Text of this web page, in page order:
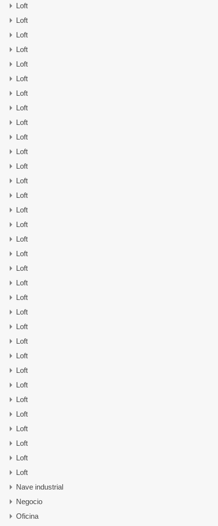
Loft
Loft
Loft
Loft
Loft
Loft
Loft
Loft
Loft
Loft
Loft
Loft
Loft
Loft
Loft
Loft
Loft
Loft
Loft
Loft
Loft
Loft
Loft
Loft
Loft
Loft
Loft
Loft
Loft
Loft
Loft
Loft
Loft
Nave industrial
Negocio
Oficina